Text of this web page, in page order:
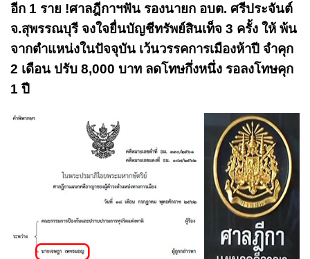
อีก 1 ราย !ศาลฎีกาฯฟัน รองนายก อบต. ศรีประจันต์
จ.สุพรรณบุรี จงใจยื่นบัญชีทรัพย์สินเท็จ 3 ครั้ง ให้ พ้น
จากตำแหน่งในปัจจุบัน เว้นวรรคการเมืองห้าปี จำคุก
2 เดือน ปรับ 8,000 บาท ลดโทษกึ่งหนึ่ง รอลงโทษคุก
1 ปี